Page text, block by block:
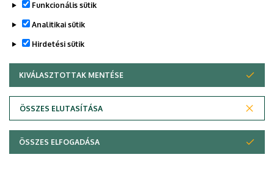
Adatvédelem
Szerzői jog © 2026 Unideb
Funkcionális sütik
Analitikai sütik
Hirdetési sütik
KIVÁLASZTOTTAK MENTÉSE
ÖSSZES ELUTASÍTÁSA
WITHDRAW CONSENT
ÖSSZES ELFOGADÁSA